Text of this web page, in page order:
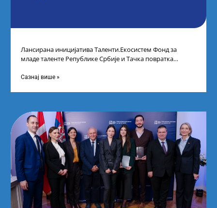
Лансирана иницијатива Таленти.Екосистем Фонд за
младе таленте Републике Србије и Тачка повратка
догађају су се
Сазнај више »